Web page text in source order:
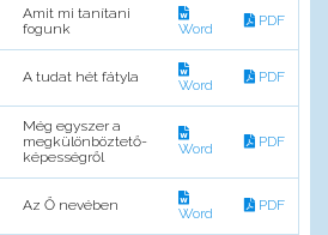
Amit mi tanítani
fogunk
Word PDF
A tudat hét fátyla Word PDF
Még egyszer a
megkülönböztető-
képességről
Word PDF
Az Ő nevében Word PDF